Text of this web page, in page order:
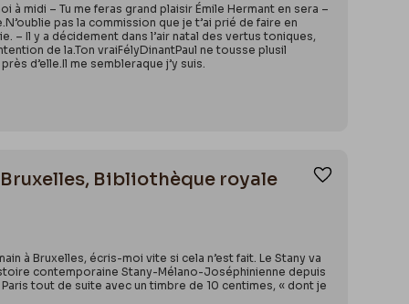
à midi – Tu me feras grand plaisir Émile Hermant en sera –
pas la commission que je t’ai prié de faire en
– Il y a décidement dans l’air natal des vertus toniques,
de la.Ton vraiFélyDinantPaul ne tousse plusil
d’elle.Il me sembleraque j’y suis.
Bibliothèque royale
à Bruxelles, écris-moi vite si cela n’est fait. Le Stany va
contemporaine Stany-Mélano-Joséphinienne depuis
tout de suite avec un timbre de 10 centimes, « dont je
Ajouter